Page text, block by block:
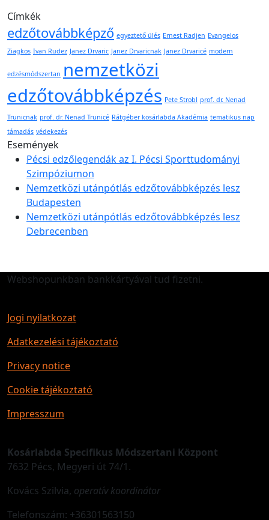
Címkék
edzőtovábbképző egyeztető ülés Ernest Radjen Evangelos
Ziagkos Ivan Rudez Janez Drvaric Janez Drvaricnak Janez Drvaricé modern
edzésmódszertan nemzetközi
edzőtovábbképzés Pete Strobl prof. dr. Nenad
Trunicnak prof. dr. Nenad Trunicé Rátgéber kosárlabda Akadémia tematikus nap
támadás védekezés
Események
Pécsi edzőlegendák az I. Pécsi Sporttudományi
Szimpóziumon
Nemzetközi utánpótlás edzőtovábbképzés lesz
Budapesten
Nemzetközi utánpótlás edzőtovábbképzés lesz
Debrecenben
Webshopunkban bankkártyával tud fizetni.
Jogi nyilatkozat
Adatkezelési tájékoztató
Privacy notice
Cookie tájékoztató
Impresszum
Kosárlabda Specifikus Módszertani Központ
7632 Pécs, Megyeri út 74/1.
Kovács Szilvia, operatív koordinátor
Telefonszám: +36301563150